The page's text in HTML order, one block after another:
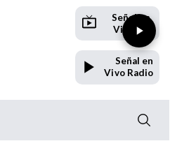
Señal en
Vivo TV
Señal en
Vivo Radio